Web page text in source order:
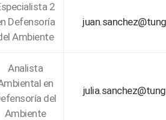
2
Defensoría
Ambiente
Analista
en
del
Ambiente